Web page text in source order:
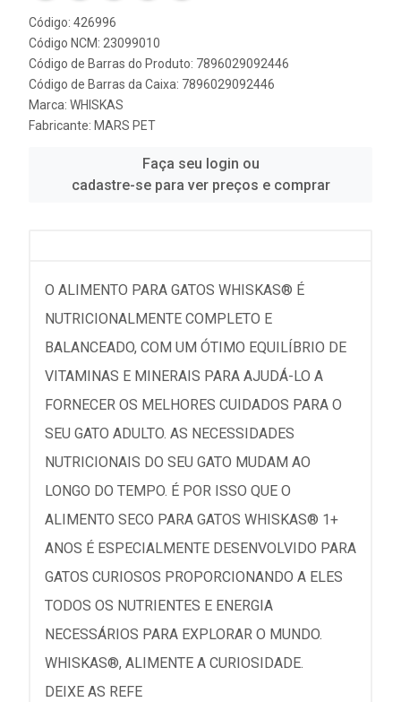
Código: 426996
Código NCM: 23099010
Código de Barras do Produto: 7896029092446
Código de Barras da Caixa: 7896029092446
Marca: WHISKAS
Fabricante: MARS PET
Faça seu login ou
cadastre-se para ver preços e comprar
O ALIMENTO PARA GATOS WHISKAS® É
NUTRICIONALMENTE COMPLETO E
BALANCEADO, COM UM ÓTIMO EQUILÍBRIO DE
VITAMINAS E MINERAIS PARA AJUDÁ-LO A
FORNECER OS MELHORES CUIDADOS PARA O
SEU GATO ADULTO. AS NECESSIDADES
NUTRICIONAIS DO SEU GATO MUDAM AO
LONGO DO TEMPO. É POR ISSO QUE O
ALIMENTO SECO PARA GATOS WHISKAS® 1+
ANOS É ESPECIALMENTE DESENVOLVIDO PARA
GATOS CURIOSOS PROPORCIONANDO A ELES
TODOS OS NUTRIENTES E ENERGIA
NECESSÁRIOS PARA EXPLORAR O MUNDO.
WHISKAS®, ALIMENTE A CURIOSIDADE.
DEIXE AS REFE